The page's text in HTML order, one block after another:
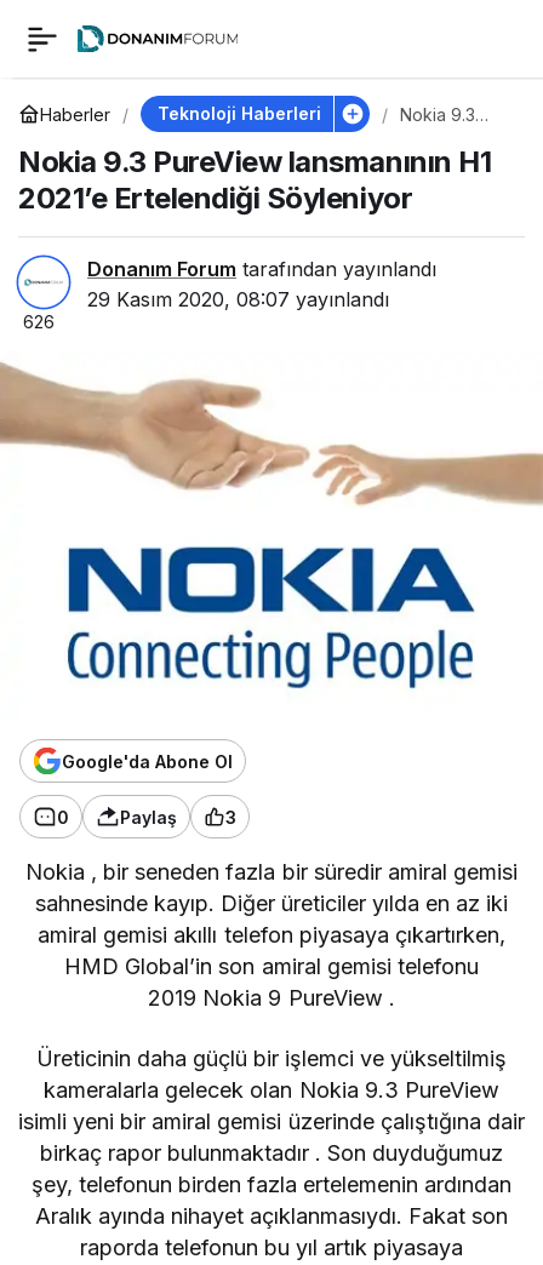
Haberler Teknoloji Haberleri
Nokia 9.3
lansmanının
H1 2021’e
Ertelendiği
Nokia 9.3 PureView lansmanının H1
2021’e Ertelendiği Söyleniyor
Donanım Forum tarafından yayınlandı
29 Kasım 2020, 08:07 yayınlandı
626
Google'da Abone Ol
0 Paylaş 3
Nokia , bir seneden fazla bir süredir amiral gemisi
sahnesinde kayıp. Diğer üreticiler yılda en az iki
amiral gemisi akıllı telefon piyasaya çıkartırken,
HMD Global’in son amiral gemisi telefonu
2019 Nokia 9 PureView .
Üreticinin daha güçlü bir işlemci ve yükseltilmiş
kameralarla gelecek olan Nokia 9.3 PureView
isimli yeni bir amiral gemisi üzerinde çalıştığına dair
birkaç rapor bulunmaktadır . Son duyduğumuz
şey, telefonun birden fazla ertelemenin ardından
Aralık ayında nihayet açıklanmasıydı. Fakat son
raporda telefonun bu yıl artık piyasaya
Nokia 9.3 PureView
lansmanının H1
2021’e Ertelendiği
Söyleniyor